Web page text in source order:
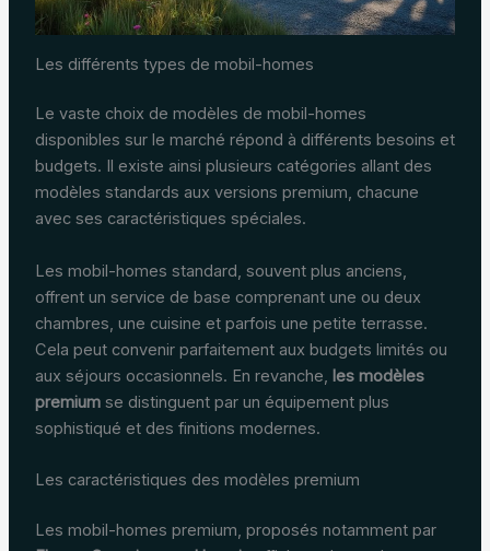
Les différents types de mobil-homes
Le vaste choix de modèles de mobil-homes
disponibles sur le marché répond à différents besoins et
budgets. Il existe ainsi plusieurs catégories allant des
modèles standards aux versions premium, chacune
avec ses caractéristiques spéciales.
Les mobil-homes standard, souvent plus anciens,
offrent un service de base comprenant une ou deux
chambres, une cuisine et parfois une petite terrasse.
Cela peut convenir parfaitement aux budgets limités ou
aux séjours occasionnels. En revanche, les modèles
premiumse distinguent par un équipement plus
sophistiqué et des finitions modernes.
Les caractéristiques des modèles premium
Les mobil-homes premium, proposés notamment par